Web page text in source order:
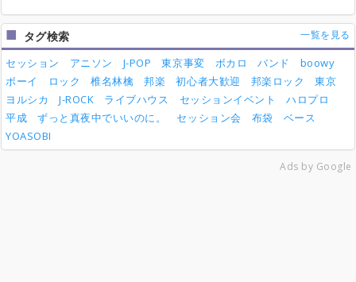
タグ検索 一覧を見る
セッション アニソン J-POP 東京事変 ボカロ バンド
boowy
ボーイ
ロック 椎名林檎 邦楽 初心者大歓迎 邦楽ロック
東京
ヨルシカ
J-ROCK ライブハウス セッションイベント
ハロプロ
平成
ずっと真夜中でいいのに。 セッション会 布袋
ベース
YOASOBI
Ads by Google